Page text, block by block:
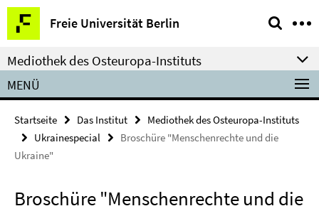
Springe
direkt
zu
Inhalt
Freie Universität Berlin
Service-
Navigation
Mediothek des Osteuropa-Instituts
MENÜ
Startseite Das Institut
Mediothek des Osteuropa-Instituts
Ukrainespecial
Broschüre "Menschenrechte und die
Ukraine"
Broschüre "Menschenrechte und die